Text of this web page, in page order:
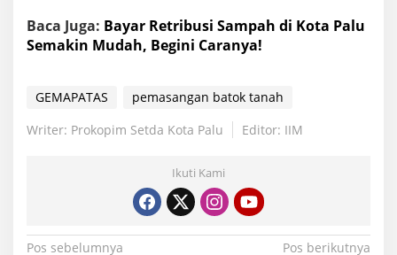
Baca Juga: Bayar Retribusi Sampah di Kota Palu
Semakin Mudah, Begini Caranya!
GEMAPATAS
pemasangan batok tanah
Writer: Prokopim Setda Kota Palu
Editor: IIM
Ikuti Kami
Pos sebelumnya Pos berikutnya